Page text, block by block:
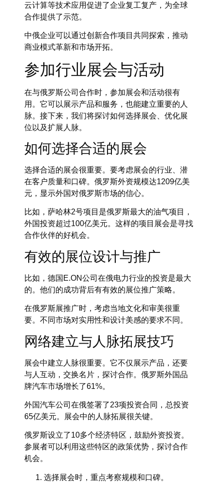
云计算等技术应用促进了企业复工复产，为全球
合作提供了示范。
中俄企业可以通过创新合作项目共同探索，推动
商业模式革新和市场开拓。
参加行业展会与活动
在与俄罗斯公司合作时，参加展会和活动很有
用。它可以展示产品和服务，也能建立重要的人
脉。接下来，我们将探讨如何选择展会、优化展
位以及扩展人脉。
如何选择合适的展会
选择合适的展会很重要。要考虑展会的行业、潜
在客户质量和口碑。俄罗斯外资规模达1209亿美
元，显示外国对俄罗斯市场的信心。
比如，萨哈林2号项目是俄罗斯最大的油气项目，
外国投资超过100亿美元。这样的项目展会是寻找
合作伙伴的好机会。
有效的展位设计与推广
比如，德国E.ON公司在俄电力行业的投资是最大
的。他们的成功背后有有效的展位推广策略。
在俄罗斯展推广时，考虑当地文化和审美很重
要。不同市场对实用性和设计美感的要求不同。
网络建立与人脉拓展技巧
展会中建立人脉很重要。它不仅展示产品，还要
与人互动，交换名片，探讨合作。俄罗斯外国品
牌汽车市场增长了61%。
外国汽车公司在俄签署了23项投资合同，总投资
65亿美元。展会中的人脉拓展很关键。
俄罗斯设立了10多个经济特区，鼓励外资投资。
参展者可以利用这些特区的政策优势，探讨合作
机会。
选择展会时，重点考察规模和口碑。